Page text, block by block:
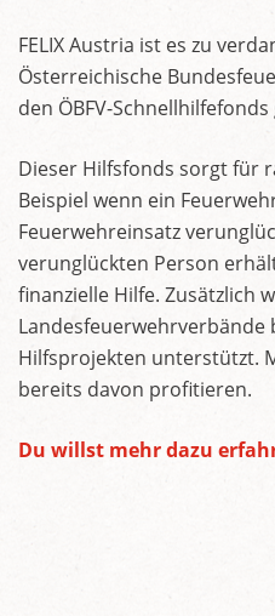
FELIX Austria ist es zu
Österreichische
den ÖBFV-
Dieser Hilfsfonds sorgt für
Beispiel wenn ein
Feuerwehreinsatz
verunglückten Person
finanzielle Hilfe. Zusätzlich
Landesfeuerwehrverbände
Hilfsprojekten unterstützt.
bereits davon profitieren.
Du willst mehr dazu